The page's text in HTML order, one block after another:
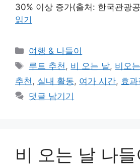
30% 이상 증가(출처: 한국관광
읽기
카
테
고
리
여행 & 나들이
태
그
루트 추천 , 비 오는 날, 비오
추천 , 실내 활동, 여가 시간, 효
댓글 남기기
비 오는 날 나